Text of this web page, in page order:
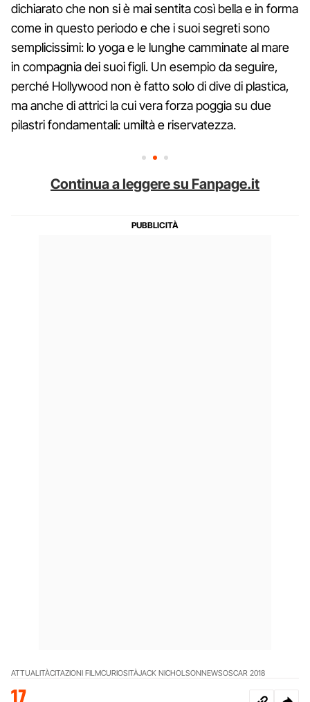
dichiarato che non si è mai sentita così bella e in forma
come in questo periodo e che i suoi segreti sono
semplicissimi: lo yoga e le lunghe camminate al mare
in compagnia dei suoi figli. Un esempio da seguire,
perché Hollywood non è fatto solo di dive di plastica,
ma anche di attrici la cui vera forza poggia su due
pilastri fondamentali: umiltà e riservatezza.
Continua a leggere su Fanpage.it
ATTUALITÀCITAZIONI FILMCURIOSITÀJACK NICHOLSONNEWSOSCAR 2018